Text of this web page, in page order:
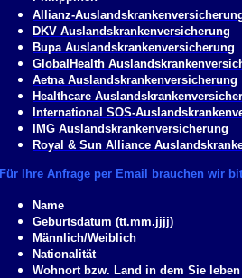
Allianz-
DKV Auslandskrankenversicherung
Bupa Auslandskrankenversicherung
GlobalHealth
Aetna Auslandskrankenversicherung
Healthcare
International SOS-
IMG Auslandskrankenversicherung
Royal & Sun Alliance
Für Ihre Anfrage per Email brauchen wir
Name
Geburtsdatum (tt.mm.jjjj)
Männlich/Weiblich
Nationalität
Wohnort bzw. Land in dem Sie leben